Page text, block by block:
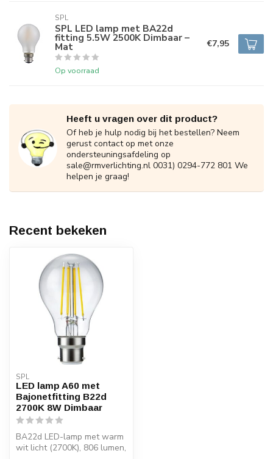
SPL
SPL LED lamp met BA22d
fitting 5.5W 2500K Dimbaar –
Mat
Op voorraad
€7,95
Heeft u vragen over dit product?
Of heb je hulp nodig bij het bestellen? Neem
gerust contact op met onze
ondersteuningsafdeling op
sale@rmverlichting.nl 0031) 0294-772 801 We
helpen je graag!
Recent bekeken
SPL
LED lamp A60 met
Bajonetfitting B22d
2700K 8W Dimbaar
BA22d LED-lamp met warm
wit licht (2700K), 806 lumen,